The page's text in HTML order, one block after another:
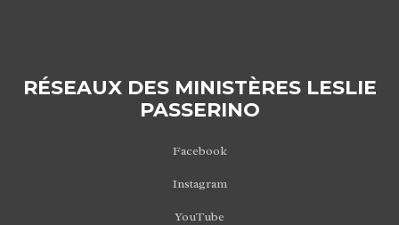
RÉSEAUX DES MINISTÈRES LESLIE
PASSERINO
Facebook
Instagram
YouTube